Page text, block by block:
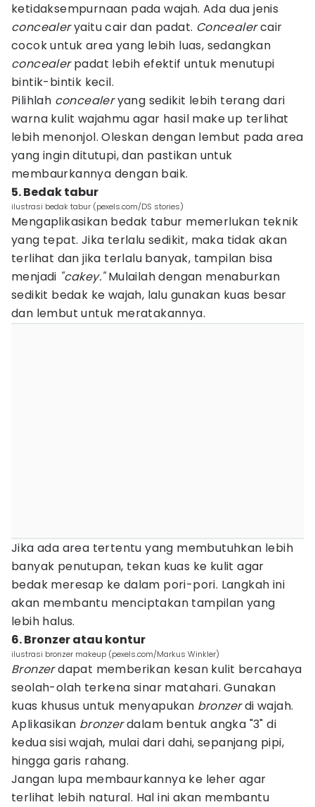
ketidaksempurnaan pada wajah. Ada dua jenis
concealeryaitu cair dan padat. Concealercair
cocok untuk area yang lebih luas, sedangkan
concealerpadat lebih efektif untuk menutupi
bintik-bintik kecil.
Pilihlah concealeryang sedikit lebih terang dari
warna kulit wajahmu agar hasil make up terlihat
lebih menonjol. Oleskan dengan lembut pada area
yang ingin ditutupi, dan pastikan untuk
membaurkannya dengan baik.
5. Bedak tabur
ilustrasi bedak tabur (pexels.com/DS stories)
Mengaplikasikan bedak tabur memerlukan teknik
yang tepat. Jika terlalu sedikit, maka tidak akan
terlihat dan jika terlalu banyak, tampilan bisa
menjadi "cakey."Mulailah dengan menaburkan
sedikit bedak ke wajah, lalu gunakan kuas besar
dan lembut untuk meratakannya.
Jika ada area tertentu yang membutuhkan lebih
banyak penutupan, tekan kuas ke kulit agar
bedak meresap ke dalam pori-pori. Langkah ini
akan membantu menciptakan tampilan yang
lebih halus.
6. Bronzer atau kontur
ilustrasi bronzer makeup (pexels.com/Markus Winkler)
Bronzerdapat memberikan kesan kulit bercahaya
seolah-olah terkena sinar matahari. Gunakan
kuas khusus untuk menyapukan bronzerdi wajah.
Aplikasikan bronzerdalam bentuk angka "3" di
kedua sisi wajah, mulai dari dahi, sepanjang pipi,
hingga garis rahang.
Jangan lupa membaurkannya ke leher agar
terlihat lebih natural. Hal ini akan membantu